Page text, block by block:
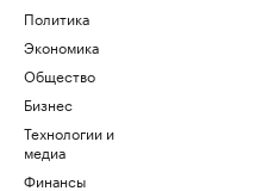
Политика
Экономика
Общество
Бизнес
Технологии и
медиа
Финансы